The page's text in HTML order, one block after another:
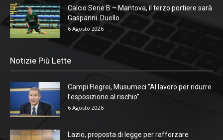
Calcio Serie B – Mantova, il terzo portiere sarà
Gasparini. Duello...
6 Agosto 2026
Notizie Più Lette
Campi Flegrei, Musumeci “Al lavoro per ridurre
l’esposizione al rischio”
6 Agosto 2026
Lazio, proposta di legge per rafforzare